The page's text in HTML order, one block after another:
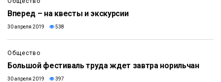
Вперед – на квесты и экскурсии
30 апреля 2019 538
Общество
Большой фестиваль труда ждет завтра норильчан
30 апреля 2019 397